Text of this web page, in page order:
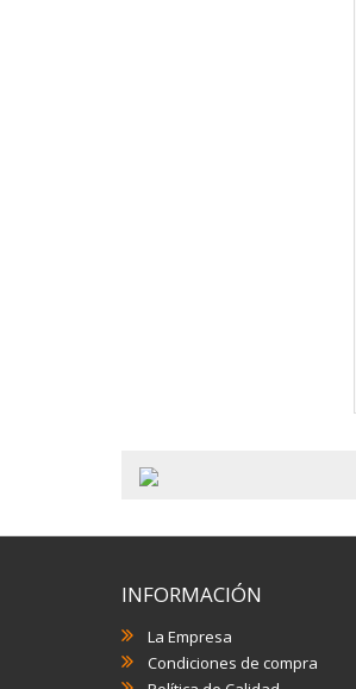
INFORMACIÓN
La Empresa
Condiciones de compra